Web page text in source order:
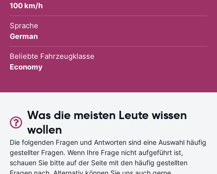
100 km/h
Sprache
German
Beliebte Fahrzeugklasse
Economy
Was die meisten Leute wissen
wollen
Die folgenden Fragen und Antworten sind eine Auswahl häufig
gestellter Fragen. Wenn Ihre Frage nicht aufgeführt ist,
schauen Sie bitte auf der Seite mit den häufig gestellten